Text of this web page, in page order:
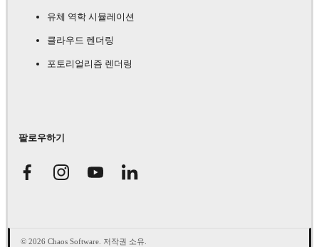
유체 역학 시뮬레이션
클라우드 렌더링
포토리얼리즘 렌더링
팔로우하기
© 2026 Chaos Software. 저작권 소유.